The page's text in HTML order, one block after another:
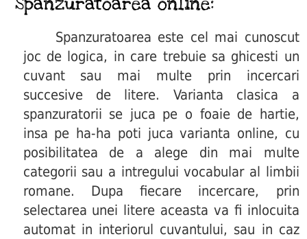
Spanzuratoarea este cel mai cunoscut
joc de logica, in care trebuie sa ghicesti un
cuvant sau mai multe prin incercari
succesive de litere. Varianta clasica a
spanzuratorii se juca pe o foaie de hartie,
insa pe ha-ha poti juca varianta online, cu
posibilitatea de a alege din mai multe
categorii sau a intregului vocabular al limbii
romane. Dupa fiecare incercare, prin
selectarea unei litere aceasta va fi inlocuita
automat in interiorul cuvantului, sau in caz